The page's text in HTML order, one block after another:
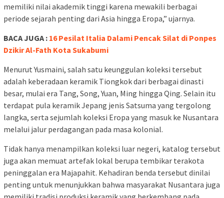
memiliki nilai akademik tinggi karena mewakili berbagai
periode sejarah penting dari Asia hingga Eropa,” ujarnya.
BACA JUGA : 16 Pesilat Italia Dalami Pencak Silat di Ponpes
Dzikir Al-Fath Kota Sukabumi
Menurut Yusmaini, salah satu keunggulan koleksi tersebut
adalah keberadaan keramik Tiongkok dari berbagai dinasti
besar, mulai era Tang, Song, Yuan, Ming hingga Qing. Selain itu
terdapat pula keramik Jepang jenis Satsuma yang tergolong
langka, serta sejumlah koleksi Eropa yang masuk ke Nusantara
melalui jalur perdagangan pada masa kolonial.
Tidak hanya menampilkan koleksi luar negeri, katalog tersebut
juga akan memuat artefak lokal berupa tembikar terakota
peninggalan era Majapahit. Kehadiran benda tersebut dinilai
penting untuk menunjukkan bahwa masyarakat Nusantara juga